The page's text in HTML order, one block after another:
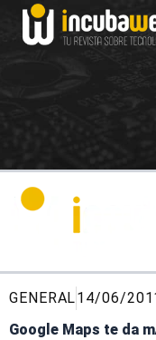
GENERAL14/06/
Google Maps te da